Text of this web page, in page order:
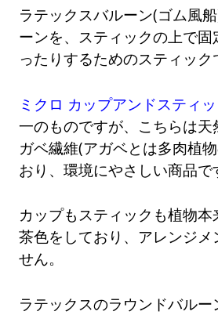
ラテックスバルーン(ゴム風
ーンを、スティックの上で
ったりするためのスティック
ミクロ カップアンドスティッ
一のものですが、こちらは
ガベ繊維(アガベとは多肉植
おり、環境にやさしい商品で
カップもスティックも植物
茶色をしており、アレンジメ
せん。
ラテックスのラウンドバル